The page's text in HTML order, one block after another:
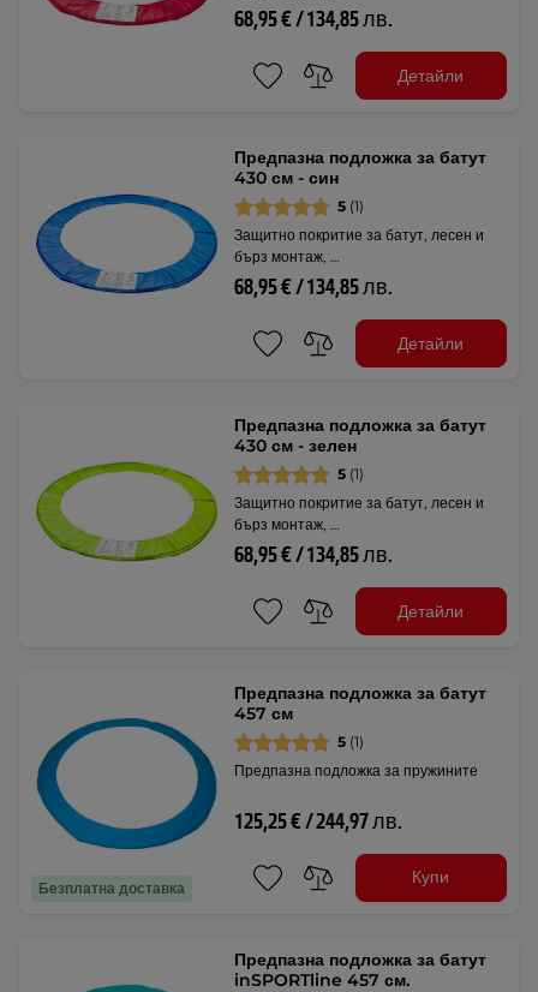
68,95 € / 134,85 лв.
Детайли
Предпазна подложка за батут
430 см - син
5 (1)
Защитно покритие за батут, лесен и
бърз монтаж, …
68,95 € / 134,85 лв.
Детайли
Предпазна подложка за батут
430 см - зелен
5 (1)
Защитно покритие за батут, лесен и
бърз монтаж, …
68,95 € / 134,85 лв.
Детайли
Безплатна доставка
Предпазна подложка за батут
457 см
5 (1)
Предпазна подложка за пружините
125,25 € / 244,97 лв.
Купи
Предпазна подложка за батут
inSPORTline 457 см.